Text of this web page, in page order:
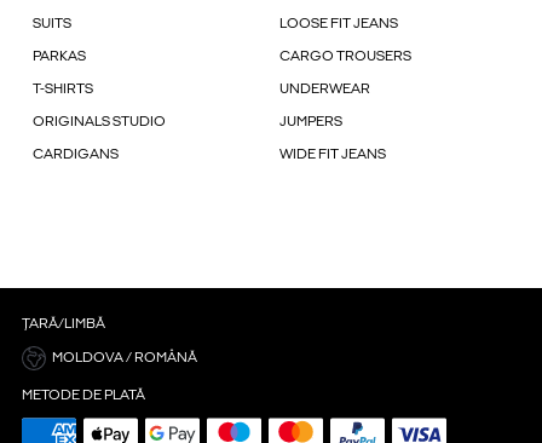
SUITS LOOSE FIT JEANS
PARKAS CARGO TROUSERS
T-SHIRTS UNDERWEAR
ORIGINALS STUDIO JUMPERS
CARDIGANS WIDE FIT JEANS
ȚARĂ/LIMBĂ
MOLDOVA / ROMÂNĂ
METODE DE PLATĂ